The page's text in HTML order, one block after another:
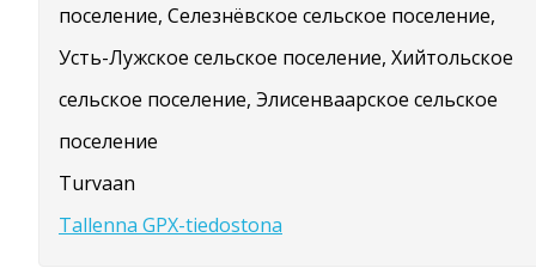
поселение, Селезнёвское сельское поселение,
Усть-Лужское сельское поселение, Хийтольское
сельское поселение, Элисенваарское сельское
поселение
Turvaan
Tallenna GPX-tiedostona